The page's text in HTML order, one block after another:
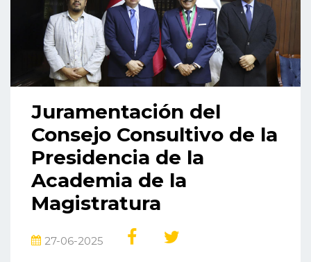
Juramentación del
Consejo Consultivo de la
Presidencia de la
Academia de la
Magistratura
27-06-2025